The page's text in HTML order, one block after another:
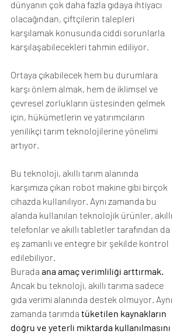
dünyanın çok daha fazla gıdaya ihtiyacı
olacağından, çiftçilerin talepleri
karşılamak konusunda ciddi sorunlarla
karşılaşabilecekleri tahmin ediliyor.
Ortaya çıkabilecek hem bu durumlara
karşı önlem almak, hem de iklimsel ve
çevresel zorlukların üstesinden gelmek
için, hükümetlerin ve yatırımcıların
yenilikçi tarım teknolojilerine yönelimi
artıyor.
Bu teknoloji, akıllı tarım alanında
karşımıza çıkan robot makine gibi birçok
cihazda kullanılıyor. Aynı zamanda bu
alanda kullanılan teknolojik ürünler, akıllı
telefonlar ve akıllı tabletler tarafından da
eş zamanlı ve entegre bir şekilde kontrol
edilebiliyor.
Burada ana amaç verimliliği arttırmak.
Ancak bu teknoloji, akıllı tarıma sadece
gıda verimi alanında destek olmuyor. Aynı
zamanda tarımda tüketilen kaynakların
doğru ve yeterli miktarda kullanılmasını